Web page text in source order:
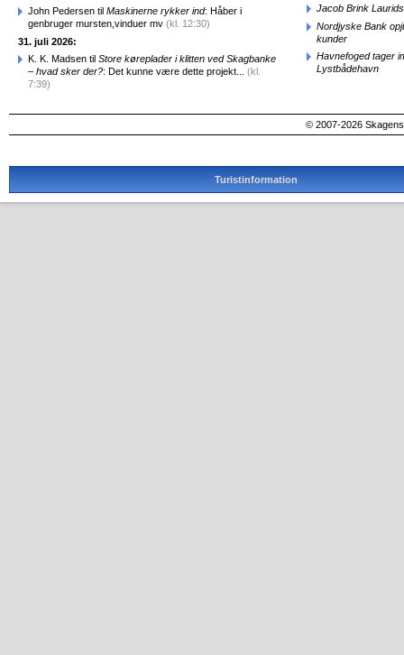
John Pedersen til Maskinerne rykker ind: Håber i
genbruger mursten,vinduer mv (kl. 12:30)
31. juli 2026:
K. K. Madsen til Store køreplader i klitten ved Skagbanke
– hvad sker der?: Det kunne være dette projekt... (kl.
7:39)
Jacob Brink
Nordjyske Bank
kunder
Havnefoged tager
Lystbådehavn
© 2007-2026
Turistinformation